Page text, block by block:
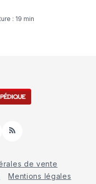
: 19 min
RSS
de vente
Mentions légales